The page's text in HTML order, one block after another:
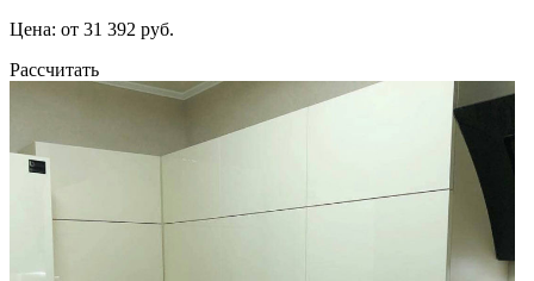
Цена: от 31 392 руб.
Рассчитать